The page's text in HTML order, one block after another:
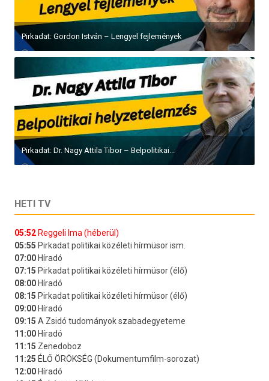
Pirkadat: Gordon István – Lengyel fejlemények
Pirkadat: Dr. Nagy Attila Tibor – Belpolitikai...
HETI TV